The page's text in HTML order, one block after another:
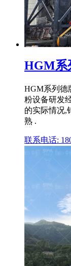
HGM系
HGM系列德
粉设备研发
的实际情况,
熟 .
联系电话: